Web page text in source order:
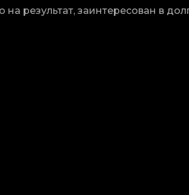
результат, заинтересован в